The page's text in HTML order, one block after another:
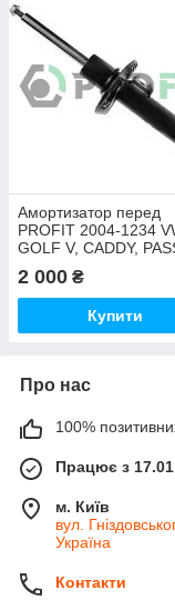
Амортизатор перед
PROFIT 2004-1234
GOLF V, CADDY,
SKODA OCTAVIA,
04
2 000 ₴
Купити
Про нас
100%
Працює з
м. Київ
вул.
Україна
Контакти